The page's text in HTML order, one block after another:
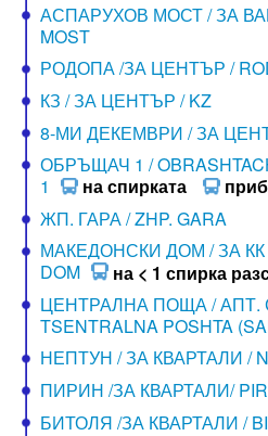
АСПАРУХОВ МОСТ / ЗА
MOST
РОДОПА /ЗА ЦЕНТЪР /
КЗ / ЗА ЦЕНТЪР / KZ
8-МИ ДЕКЕМВРИ / ЗА
ОБРЪЩАЧ 1 /
1
на спирката
ЖП. ГАРА / ZHP. GARA
МАКЕДОНСКИ ДОМ / ЗА КК /
DOM
на < 1 спирка
ЦЕНТРАЛНА ПОЩА / АПТ.
TSENTRALNA POSHTA
НЕПТУН / ЗА КВАРТАЛИ /
ПИРИН /ЗА КВАРТАЛИ/
БИТОЛЯ /ЗА КВАРТАЛИ /